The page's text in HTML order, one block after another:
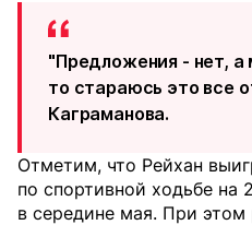
"Предложения - нет, а
то стараюсь это все
Каграманова.
Отметим, что Рейхан
по спортивной ходьбе на
в середине мая. При этом